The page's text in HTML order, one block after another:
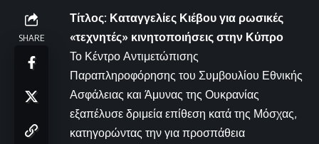
SHARE
Τίτλος: Καταγγελίες Κιέβου για ρωσικές
«τεχνητές» κινητοποιήσεις στην Κύπρο
Το Κέντρο Αντιμετώπισης
Παραπληροφόρησης του Συμβουλίου Εθνικής
Ασφάλειας και Άμυνας της Ουκρανίας
εξαπέλυσε δριμεία επίθεση κατά της Μόσχας,
κατηγορώντας την για προσπάθεια